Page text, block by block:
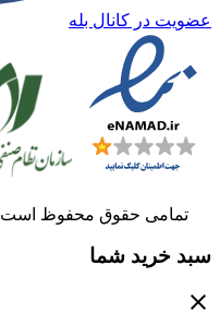
عضویت در کانال بله
تمامی حقوق محفوظ است 1404| هدا استودیو
سبد خرید شما